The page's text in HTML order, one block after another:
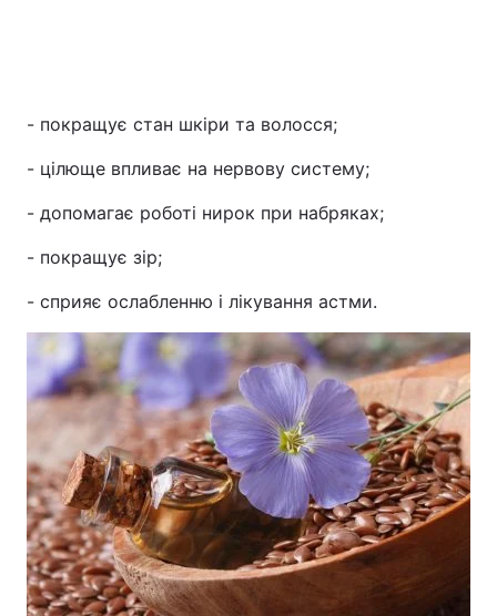
- покращує стан шкіри та волосся;
- цілюще впливає на нервову систему;
- допомагає роботі нирок при набряках;
- покращує зір;
- сприяє ослабленню і лікування астми.